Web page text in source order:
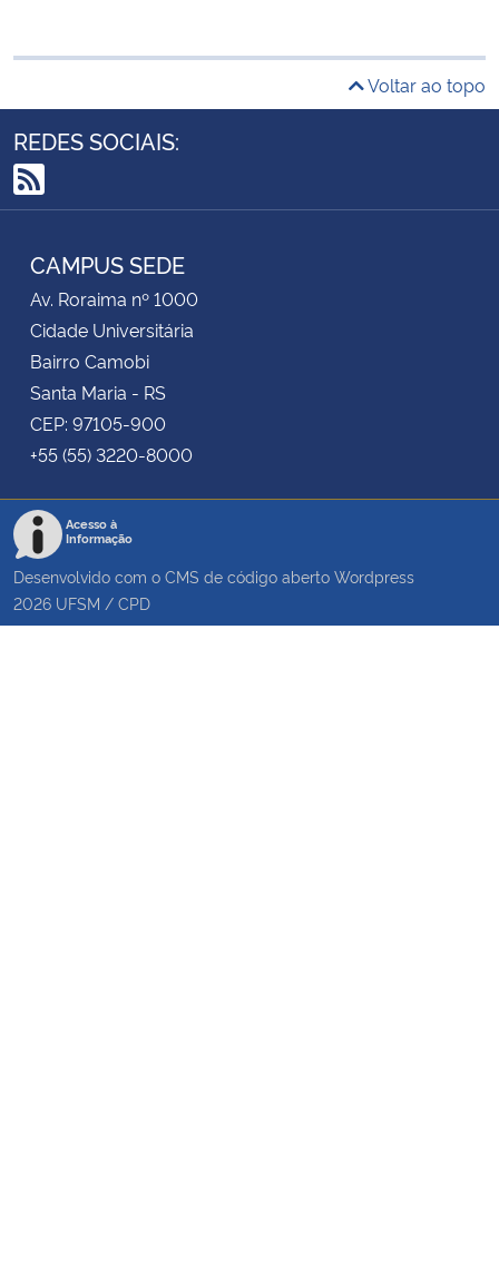
Voltar ao topo
REDES SOCIAIS:
RSS
CAMPUS SEDE
Av. Roraima nº 1000
Cidade Universitária
Bairro Camobi
Santa Maria - RS
CEP: 97105-900
+55 (55) 3220-8000
Acesso à
Informação
Desenvolvido com o CMS de código aberto Wordpress
2026 UFSM / CPD